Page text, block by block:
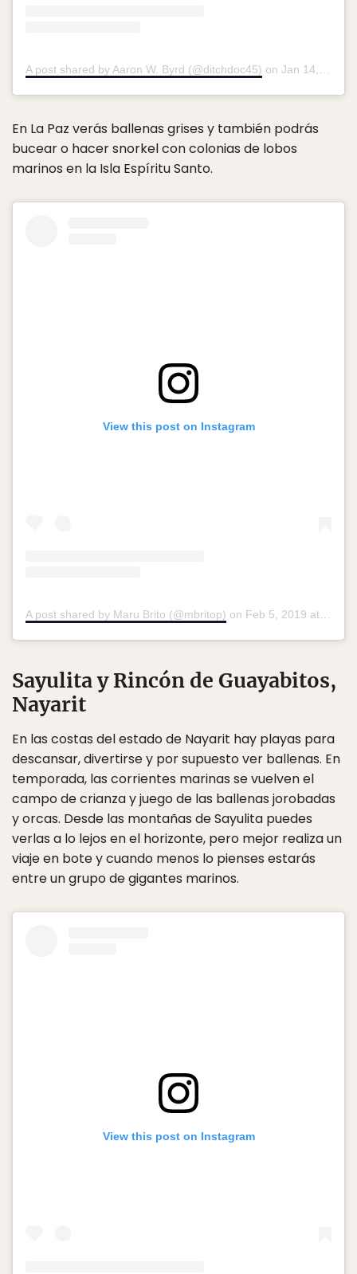
A post shared by Aaron W. Byrd (@ditchdoc45) on Jan 14, 2019 at 7:57am PST
En La Paz verás ballenas grises y también podrás
bucear o hacer snorkel con colonias de lobos
marinos en la Isla Espíritu Santo.
View this post on Instagram
A post shared by Maru Brito (@mbritop) on Feb 5, 2019 at 7:56am PST
Sayulita y Rincón de Guayabitos,
Nayarit
En las costas del estado de Nayarit hay playas para
descansar, divertirse y por supuesto ver ballenas. En
temporada, las corrientes marinas se vuelven el
campo de crianza y juego de las ballenas jorobadas
y orcas. Desde las montañas de Sayulita puedes
verlas a lo lejos en el horizonte, pero mejor realiza un
viaje en bote y cuando menos lo pienses estarás
entre un grupo de gigantes marinos.
View this post on Instagram